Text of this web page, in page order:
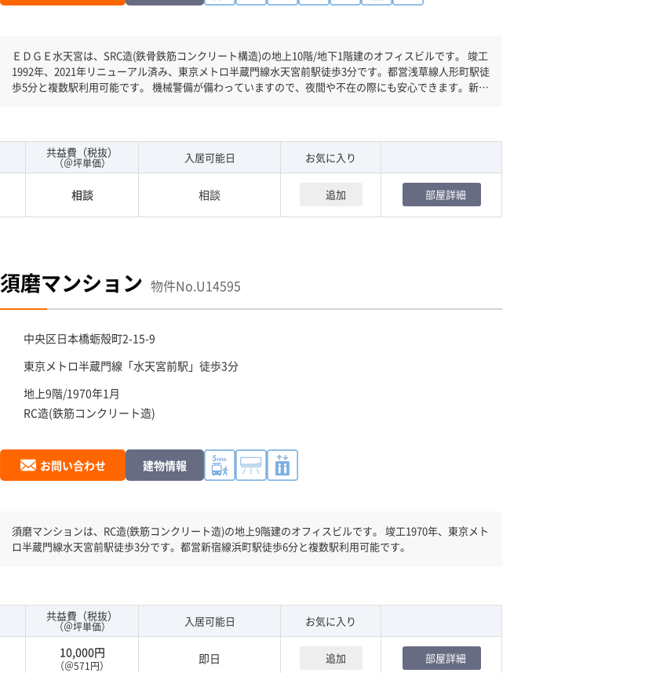
ＥＤＧＥ水天宮は、SRC造(鉄骨鉄筋コンクリート構造)の地上10階/地下1階建のオフィスビルです。 竣工
1992年、2021年リニューアル済み、東京メトロ半蔵門線水天宮前駅徒歩3分です。都営浅草線人形町駅徒
歩5分と複数駅利用可能です。 機械警備が備わっていますので、夜間や不在の際にも安心できます。新耐
共益費（税抜）
（＠坪単価） 入居可能日 お気に入り
相談 相談 追加 部屋詳細
須磨マンション 物件No.U14595
中央区日本橋蛎殻町2-15-9
東京メトロ半蔵門線「水天宮前駅 」徒歩3分
地上9階/1970年1月
RC造(鉄筋コンクリート造)
お問い合わせ 建物情報
須磨マンションは、RC造(鉄筋コンクリート造)の地上9階建のオフィスビルです。 竣工1970年、東京メト
ロ半蔵門線水天宮前駅徒歩3分です。都営新宿線浜町駅徒歩6分と複数駅利用可能です。
共益費（税抜）
（＠坪単価） 入居可能日 お気に入り
10,000円
（＠571円） 即日 追加 部屋詳細